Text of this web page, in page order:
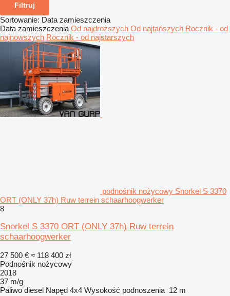
Filtruj
Sortowanie: Data zamieszczenia
Data zamieszczenia Od najdroższych Od najtańszych Rocznik - od
najnowszych Rocznik - od najstarszych
podnośnik nożycowy Snorkel S 3370
ORT (ONLY 37h) Ruw terrein schaarhoogwerker
8
Snorkel S 3370 ORT (ONLY 37h) Ruw terrein
schaarhoogwerker
27 500 € ≈ 118 400 zł
Podnośnik nożycowy
2018
37 m/g
Paliwo diesel Napęd 4x4 Wysokość podnoszenia 12 m